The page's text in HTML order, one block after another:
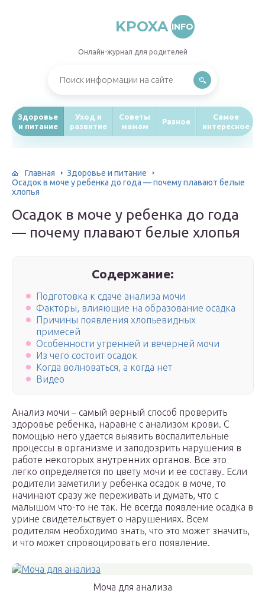
KPOXA INFO
Онлайн-журнал для родителей
Здоровье
и питание
Уход и
развитие
Советы
мамам
Разное
Самое
интересное
Главная
Здоровье и питание
Осадок в моче у ребенка до года — почему плавают белые
хлопья
Осадок в моче у ребенка до года
— почему плавают белые хлопья
Содержание:
Подготовка к сдаче анализа мочи
Факторы, влияющие на образование осадка
Причины появления хлопьевидных
примесей
Особенности утренней и вечерней мочи
Из чего состоит осадок
Когда волноваться, а когда нет
Видео
Анализ мочи – самый верный способ проверить
здоровье ребенка, наравне с анализом крови. С
помощью него удается выявить воспалительные
процессы в организме и заподозрить нарушения в
работе некоторых внутренних органов. Все это
легко определяется по цвету мочи и ее составу. Если
родители заметили у ребенка осадок в моче, то
начинают сразу же переживать и думать, что с
малышом что-то не так. Не всегда появление осадка в
урине свидетельствует о нарушениях. Всем
родителям необходимо знать, что это может значить,
и что может спровоцировать его появление.
Моча для анализа